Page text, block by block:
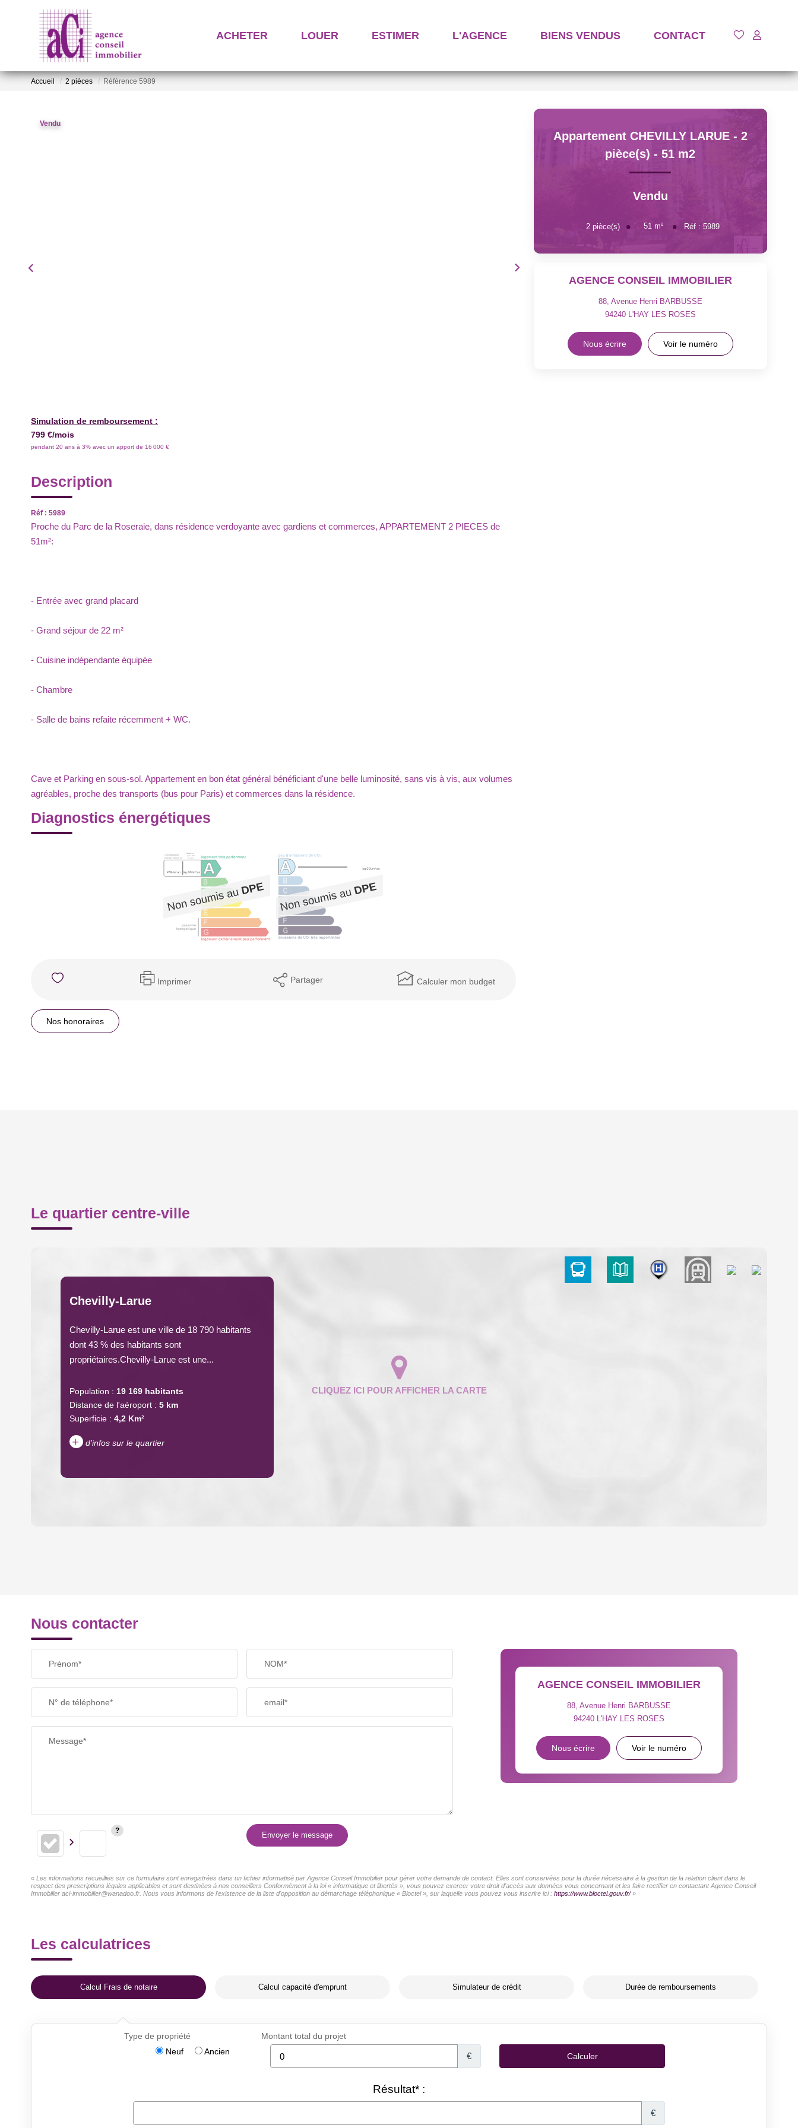
ACHETER LOUER ESTIMER L'AGENCE BIENS VENDUS CONTACT
Accueil 2 pièces Référence 5989
Vendu
Simulation de remboursement :
799 €/mois
pendant 20 ans à 3% avec un apport de 16 000 €
Description
Réf : 5989
Proche du Parc de la Roseraie, dans résidence verdoyante avec gardiens et commerces, APPARTEMENT 2 PIECES de
51m²:
- Entrée avec grand placard
- Grand séjour de 22 m²
- Cuisine indépendante équipée
- Chambre
- Salle de bains refaite récemment + WC.
Cave et Parking en sous-sol. Appartement en bon état général bénéficiant d'une belle luminosité, sans vis à vis, aux volumes
agréables, proche des transports (bus pour Paris) et commerces dans la résidence.
Diagnostics énergétiques
Imprimer Partager Calculer mon budget
Nos honoraires
Appartement CHEVILLY LARUE - 2
pièce(s) - 51 m2
Vendu
2 pièce(s) 51 m² Réf : 5989
AGENCE CONSEIL IMMOBILIER
88, Avenue Henri BARBUSSE
94240 L'HAY LES ROSES
Nous écrire Voir le numéro
Le quartier centre-ville
Chevilly-Larue
Chevilly-Larue est une ville de 18 790 habitants
dont 43 % des habitants sont
propriétaires.Chevilly-Larue est une...
Population : 19 169 habitants
Distance de l'aéroport : 5 km
Superficie : 4,2 Km²
+ d'infos sur le quartier
TAXE FONCIÈRE
SUPERFICIE : ECOLES ET CRÈCHES
RESTAURANTS ET CAFÉS COMMERCES
Nous contacter
Prénom* NOM*
N° de téléphone* email*
Message*
Envoyer le message
AGENCE CONSEIL IMMOBILIER
88, Avenue Henri BARBUSSE
94240 L'HAY LES ROSES
Nous écrire Voir le numéro
« Les informations recueillies sur ce formulaire sont enregistrées dans un fichier informatisé par Agence Conseil Immobilier pour gérer votre demande de contact. Elles sont conservées pour la durée nécessaire à la gestion de la relation client dans le
respect des prescriptions légales applicables et sont destinées à nos conseillers Conformément à la loi « informatique et libertés », vous pouvez exercer votre droit d'accès aux données vous concernant et les faire rectifier en contactant Agence Conseil
Immobilier aci-immobilier@wanadoo.fr. Nous vous informons de l'existence de la liste d'opposition au démarchage téléphonique « Bloctel », sur laquelle vous pouvez vous inscrire ici : https://www.bloctel.gouv.fr/»
Les calculatrices
Calcul Frais de notaire Calcul capacité d'emprunt Simulateur de crédit Durée de remboursements